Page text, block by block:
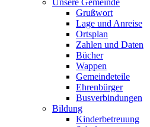
Unsere Gemeinde
Grußwort
Lage und Anreise
Ortsplan
Zahlen und Daten
Bücher
Wappen
Gemeindeteile
Ehrenbürger
Busverbindungen
Bildung
Kinderbetreuung